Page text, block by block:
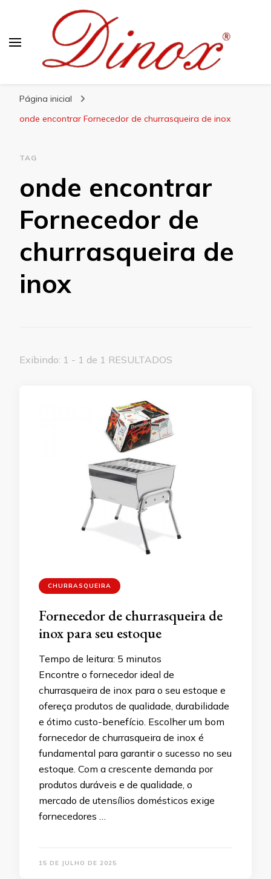
Página inicial
onde encontrar Fornecedor de churrasqueira de inox
TAG
onde encontrar
Fornecedor de
churrasqueira de
inox
Exibindo: 1 - 1 de 1 RESULTADOS
CHURRASQUEIRA
Fornecedor de churrasqueira de
inox para seu estoque
Tempo de leitura: 5 minutos
Encontre o fornecedor ideal de
churrasqueira de inox para o seu estoque e
ofereça produtos de qualidade, durabilidade
e ótimo custo-benefício. Escolher um bom
fornecedor de churrasqueira de inox é
fundamental para garantir o sucesso no seu
estoque. Com a crescente demanda por
produtos duráveis e de qualidade, o
mercado de utensílios domésticos exige
fornecedores …
15 DE JULHO DE 2025